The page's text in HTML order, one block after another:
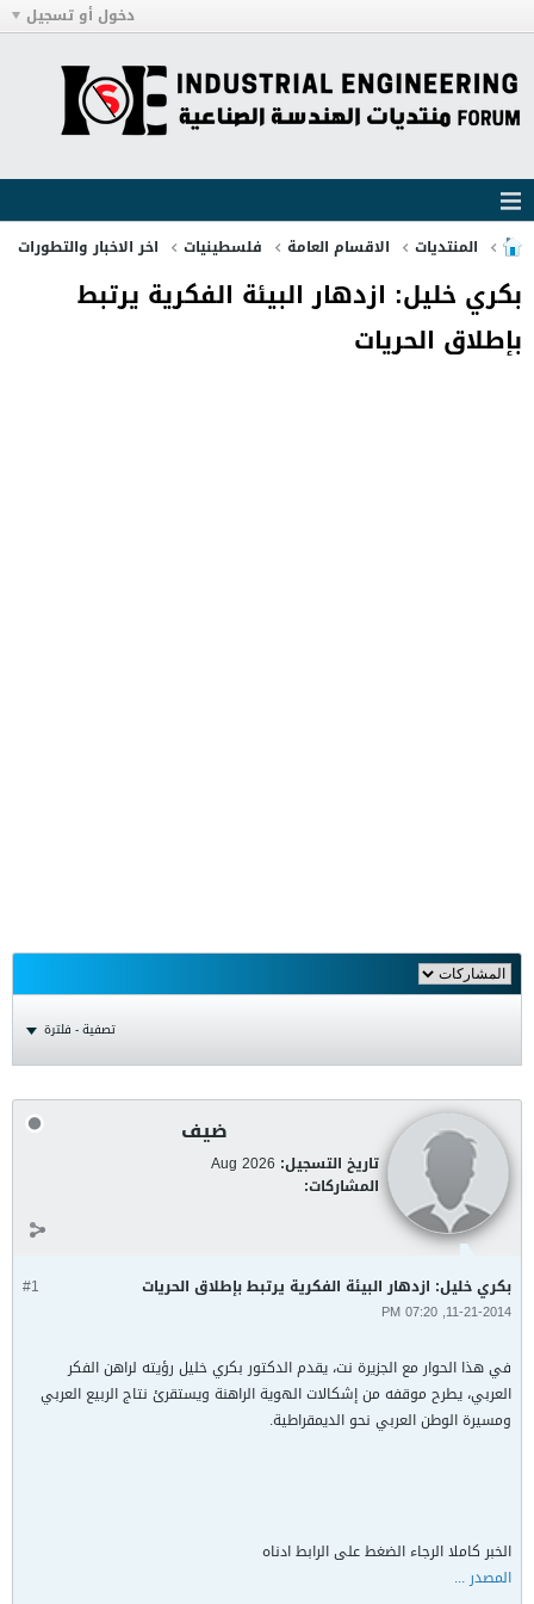
دخول أو تسجيل
المنتديات الاقسام العامة فلسطينيات اخر الاخبار والتطورات
بكري خليل: ازدهار البيئة الفكرية يرتبط
بإطلاق الحريات
تصفية - فلترة
ضيف
تاريخ التسجيل: Aug 2026
المشاركات:
#1 بكري خليل: ازدهار البيئة الفكرية يرتبط بإطلاق الحريات
11-21-2014, 07:20 PM
في هذا الحوار مع الجزيرة نت، يقدم الدكتور بكري خليل رؤيته لراهن الفكر
العربي، يطرح موقفه من إشكالات الهوية الراهنة ويستقرئ نتاج الربيع العربي
ومسيرة الوطن العربي نحو الديمقراطية.
الخبر كاملا الرجاء الضغط على الرابط ادناه
المصدر ...